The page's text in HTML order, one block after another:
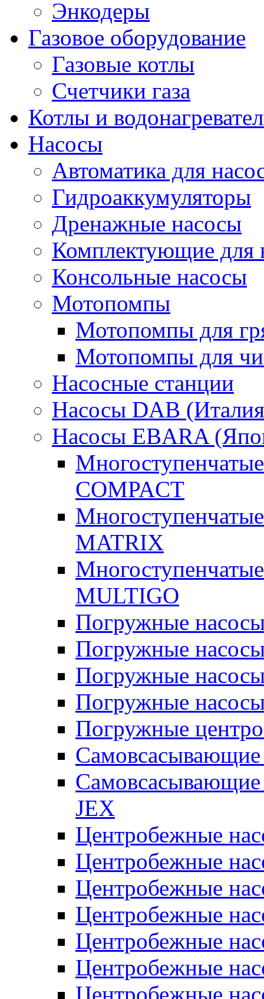
Энкодеры
Газовое оборудование
Газовые котлы
Счетчики газа
Котлы и
Насосы
Автоматика для
Гидроаккумуляторы
Дренажные насосы
Комплектующие для
Консольные насосы
Мотопомпы
Мотопомпы для
Мотопомпы для
Насосные станции
Насосы DAB
Насосы EBARA
COMPACT
MATRIX
MULTIGO
Погружные
Погружные
Погружные
Погружные
Погружные
Самовсасывающие
Самовсасывающие
JEX
Центробежные
Центробежные
Центробежные
Центробежные
Центробежные
Центробежные
Центробежные